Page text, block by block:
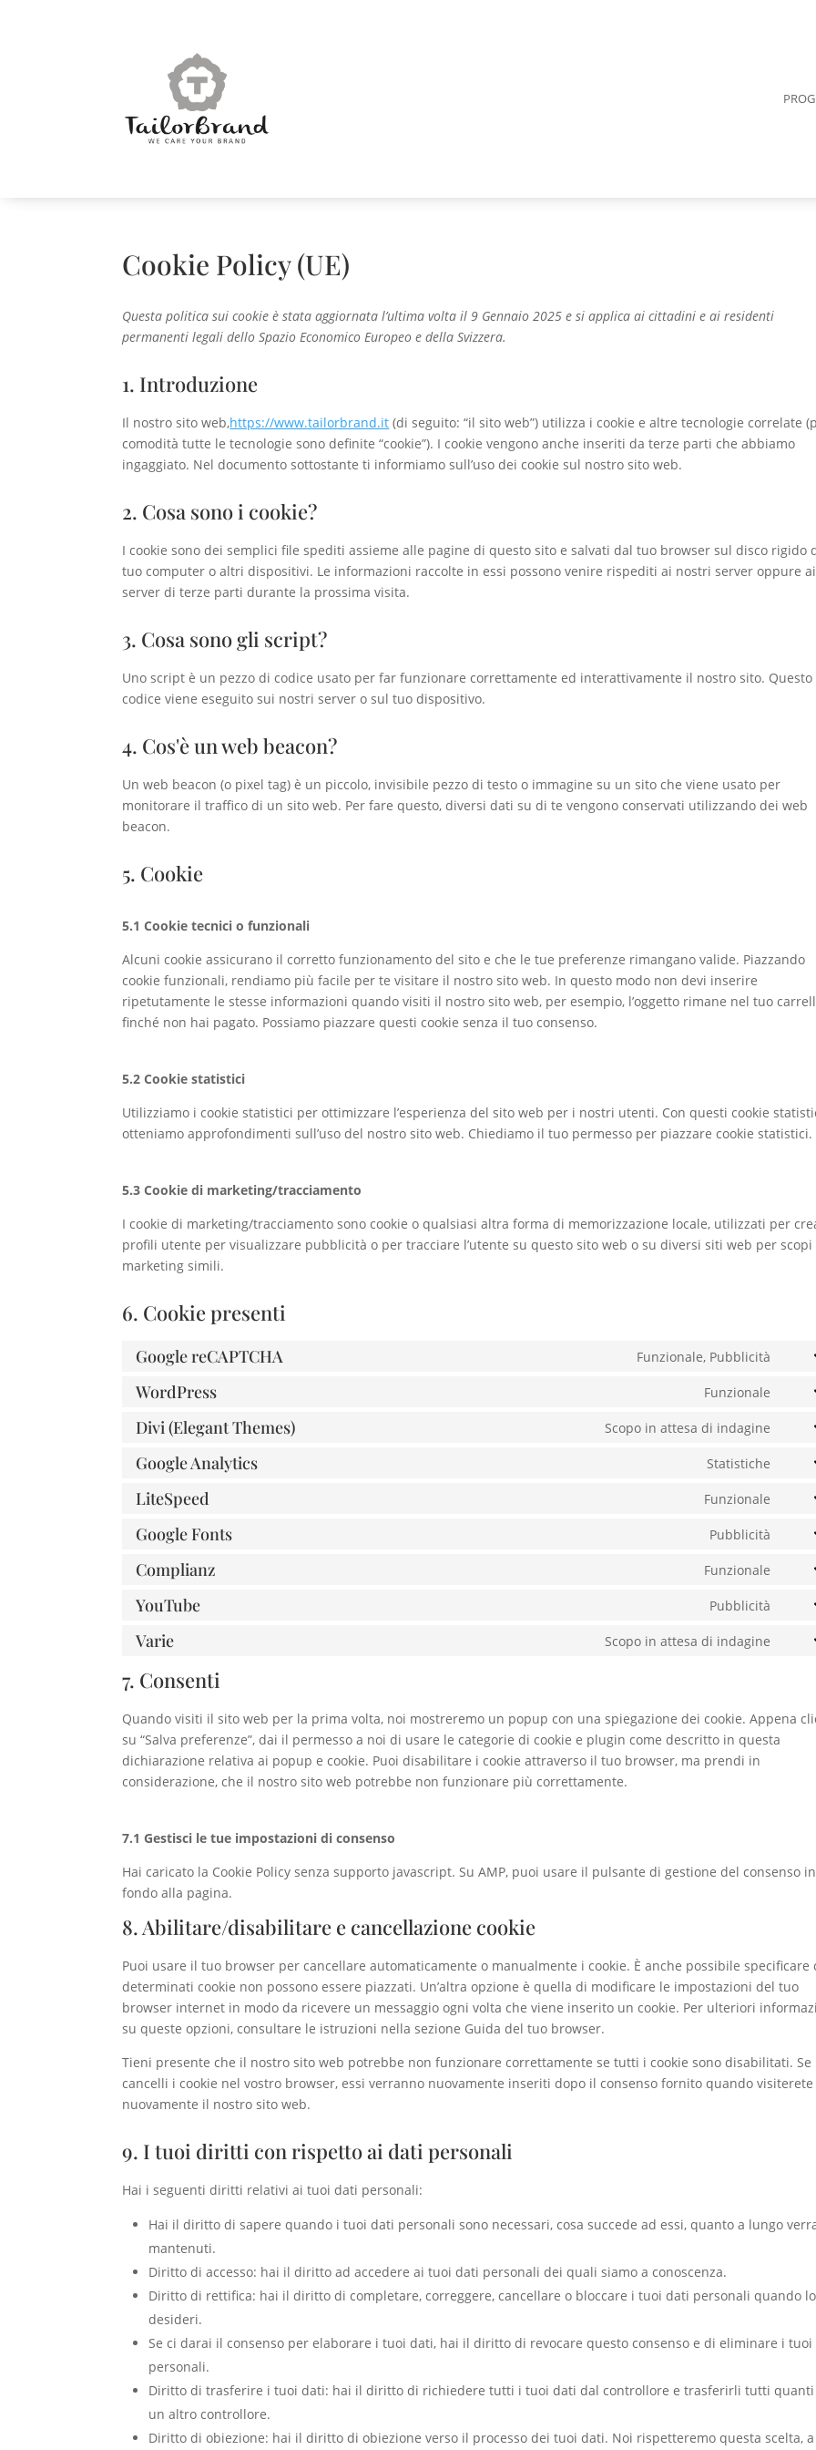
Cookie Policy (UE)
Questa politica sui cookie è stata aggiornata l’ultima volta il 9 Gennaio 2025 e si applica ai cittadini e ai residenti
permanenti legali dello Spazio Economico Europeo e della Svizzera.
1. Introduzione
Il nostro sito web,https://www.tailorbrand.it (di seguito: “il sito web”) utilizza i cookie e altre tecnologie correlate
comodità tutte le tecnologie sono definite “cookie”). I cookie vengono anche inseriti da terze parti che abbiamo
ingaggiato. Nel documento sottostante ti informiamo sull’uso dei cookie sul nostro sito web.
2. Cosa sono i cookie?
I cookie sono dei semplici file spediti assieme alle pagine di questo sito e salvati dal tuo browser sul disco rigido
tuo computer o altri dispositivi. Le informazioni raccolte in essi possono venire rispediti ai nostri server oppure ai
server di terze parti durante la prossima visita.
3. Cosa sono gli script?
Uno script è un pezzo di codice usato per far funzionare correttamente ed interattivamente il nostro sito. Questo
codice viene eseguito sui nostri server o sul tuo dispositivo.
4. Cos'è un web beacon?
Un web beacon (o pixel tag) è un piccolo, invisibile pezzo di testo o immagine su un sito che viene usato per
monitorare il traffico di un sito web. Per fare questo, diversi dati su di te vengono conservati utilizzando dei web
beacon.
5. Cookie
5.1 Cookie tecnici o funzionali
Alcuni cookie assicurano il corretto funzionamento del sito e che le tue preferenze rimangano valide. Piazzando
cookie funzionali, rendiamo più facile per te visitare il nostro sito web. In questo modo non devi inserire
ripetutamente le stesse informazioni quando visiti il nostro sito web, per esempio, l’oggetto rimane nel tuo
finché non hai pagato. Possiamo piazzare questi cookie senza il tuo consenso.
5.2 Cookie statistici
Utilizziamo i cookie statistici per ottimizzare l’esperienza del sito web per i nostri utenti. Con questi cookie
otteniamo approfondimenti sull’uso del nostro sito web. Chiediamo il tuo permesso per piazzare cookie statistici.
5.3 Cookie di marketing/tracciamento
I cookie di marketing/tracciamento sono cookie o qualsiasi altra forma di memorizzazione locale, utilizzati per
profili utente per visualizzare pubblicità o per tracciare l’utente su questo sito web o su diversi siti web per scopi
marketing simili.
6. Cookie presenti
Google reCAPTCHA Funzionale, Pubblicità
WordPress Funzionale
Divi (Elegant Themes) Scopo in attesa di indagine
Google Analytics Statistiche
LiteSpeed Funzionale
Google Fonts Pubblicità
Complianz Funzionale
YouTube Pubblicità
Varie Scopo in attesa di indagine
varie
7. Consenti
Quando visiti il sito web per la prima volta, noi mostreremo un popup con una spiegazione dei cookie. Appena
su “Salva preferenze”, dai il permesso a noi di usare le categorie di cookie e plugin come descritto in questa
dichiarazione relativa ai popup e cookie. Puoi disabilitare i cookie attraverso il tuo browser, ma prendi in
considerazione, che il nostro sito web potrebbe non funzionare più correttamente.
7.1 Gestisci le tue impostazioni di consenso
Hai caricato la Cookie Policy senza supporto javascript. Su AMP, puoi usare il pulsante di gestione del consenso in
fondo alla pagina.
8. Abilitare/disabilitare e cancellazione cookie
Puoi usare il tuo browser per cancellare automaticamente o manualmente i cookie. È anche possibile specificare
determinati cookie non possono essere piazzati. Un’altra opzione è quella di modificare le impostazioni del tuo
browser internet in modo da ricevere un messaggio ogni volta che viene inserito un cookie. Per ulteriori
su queste opzioni, consultare le istruzioni nella sezione Guida del tuo browser.
Tieni presente che il nostro sito web potrebbe non funzionare correttamente se tutti i cookie sono disabilitati. Se
cancelli i cookie nel vostro browser, essi verranno nuovamente inseriti dopo il consenso fornito quando visiterete
nuovamente il nostro sito web.
9. I tuoi diritti con rispetto ai dati personali
Hai i seguenti diritti relativi ai tuoi dati personali:
Hai il diritto di sapere quando i tuoi dati personali sono necessari, cosa succede ad essi, quanto a lungo
mantenuti.
Diritto di accesso: hai il diritto ad accedere ai tuoi dati personali dei quali siamo a conoscenza.
Diritto di rettifica: hai il diritto di completare, correggere, cancellare o bloccare i tuoi dati personali quando lo
desideri.
Se ci darai il consenso per elaborare i tuoi dati, hai il diritto di revocare questo consenso e di eliminare i tuoi
personali.
Diritto di trasferire i tuoi dati: hai il diritto di richiedere tutti i tuoi dati dal controllore e trasferirli tutti quanti
un altro controllore.
Diritto di obiezione: hai il diritto di obiezione verso il processo dei tuoi dati. Noi rispetteremo questa scelta, a